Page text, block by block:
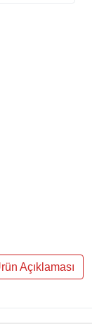
Açıklaması